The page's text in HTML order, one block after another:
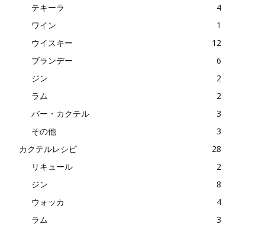
テキーラ
4
ワイン
1
ウイスキー
12
ブランデー
6
ジン
2
ラム
2
バー・カクテル
3
その他
3
カクテルレシピ
28
リキュール
2
ジン
8
ウォッカ
4
ラム
3